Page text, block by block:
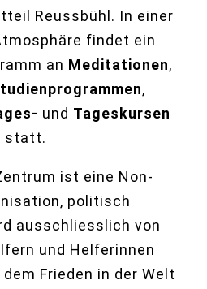
Reussbühl. In einer
findet ein
an Meditationen,
,
und Tageskursen
statt.
ist eine Non-
politisch
ausschliesslich von
und Helferinnen
Frieden in der Welt